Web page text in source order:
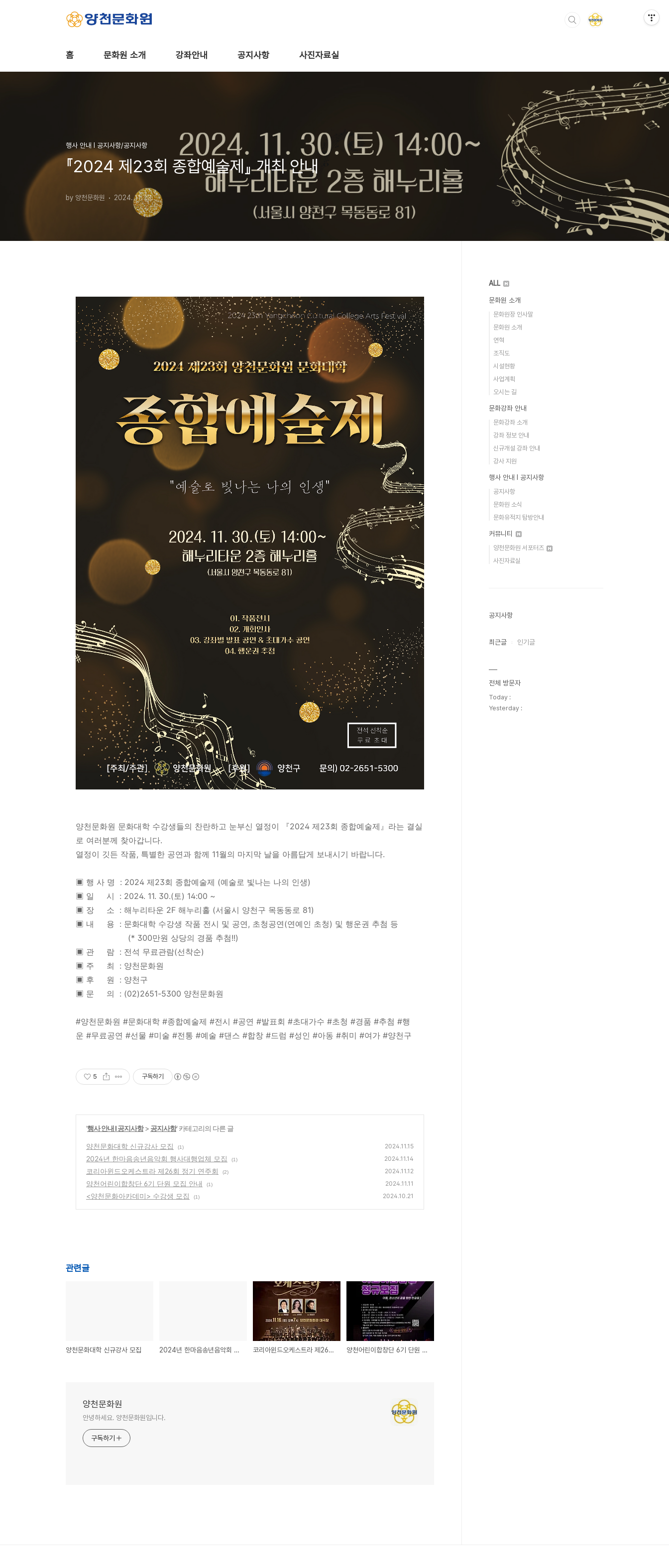
홈 문화원 소개 강좌안내 공지사항 사진자료실
행사 안내 Ι 공지사항/공지사항
『2024 제23회 종합예술제』 개최 안내
by 양천문화원 2024. 11. 13.
양천문화원 문화대학 수강생들의 찬란하고 눈부신 열정이 『2024 제23회 종합예술제』라는 결실
로 여러분께 찾아갑니다.
열정이 깃든 작품, 특별한 공연과 함께 11월의 마지막 날을 아름답게 보내시기 바랍니다.
▣ 행 사 명 : 2024 제23회 종합예술제 (예술로 빛나는 나의 인생)
▣ 일 시 : 2024. 11. 30.(토) 14:00 ~
▣ 장 소 : 해누리타운 2F 해누리홀 (서울시 양천구 목동동로 81)
▣ 내 용 : 문화대학 수강생 작품 전시 및 공연, 초청공연(연예인 초청) 및 행운권 추첨 등
(* 300만원 상당의 경품 추첨!!)
▣ 관 람 : 전석 무료관람(선착순)
▣ 주 최 : 양천문화원
▣ 후 원 : 양천구
▣ 문 의 : (02)2651-5300 양천문화원
#양천문화원 #문화대학 #종합예술제 #전시 #공연 #발표회 #초대가수 #초청 #경품 #추첨 #행
운 #무료공연 #선물 #미술 #전통 #예술 #댄스 #합창 #드럼 #성인 #아동 #취미 #여가 #양천구
5 구독하기
'행사 안내 Ι 공지사항> 공지사항' 카테고리의 다른 글
양천문화대학 신규강사 모집 (1) 2024.11.15
2024년 한마음송년음악회 행사대행업체 모집 (1) 2024.11.14
코리아윈드오케스트라 제26회 정기 연주회 (2) 2024.11.12
양천어린이합창단 6기 단원 모집 안내 (1) 2024.11.11
<양천문화아카데미> 수강생 모집 (1) 2024.10.21
관련글
양천문화대학 신규강사 모집 2024년 한마음송년음악회 행사대행업체 모집 코리아윈드오케스트라 제26회 정기 연주회 양천어린이합창단 6기 단원 모집 안내
양천문화원
안녕하세요. 양천문화원입니다.
구독하기
ALL
문화원 소개
문화원장 인사말
문화원 소개
연혁
조직도
시설현황
사업계획
오시는 길
문화강좌 안내
문화강좌 소개
강좌 정보 안내
신규개설 강좌 안내
강사 지원
행사 안내 Ι 공지사항
공지사항
문화원 소식
문화유적지 탐방안내
커뮤니티
양천문화원 서포터즈
사진자료실
공지사항
최근글 인기글
전체 방문자
Today :
Yesterday :